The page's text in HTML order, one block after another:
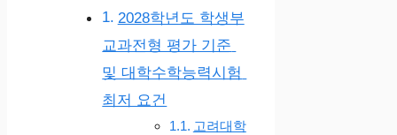
2028학년도 학생부
교과전형 평가 기준
및 대학수학능력시험
최저 요건
고려대학